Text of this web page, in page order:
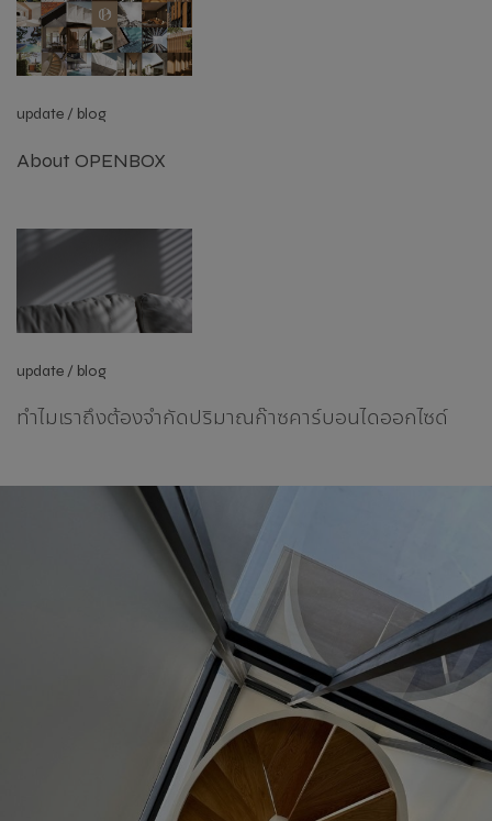
update / blog
About OPENBOX
update / blog
ทำไมเราถึงต้องจำกัดปริมาณก๊าซคาร์บอนไดออกไซด์